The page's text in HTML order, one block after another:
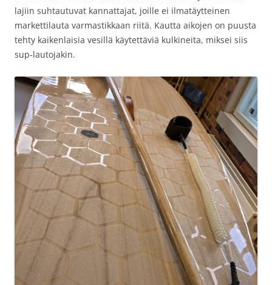
lajiin suhtautuvat kannattajat, joille ei ilmatäytteinen
markettilauta varmastikkaan riitä. Kautta aikojen on puusta
tehty kaikenlaisia vesillä käytettäviä kulkineita, miksei siis
sup-lautojakin.